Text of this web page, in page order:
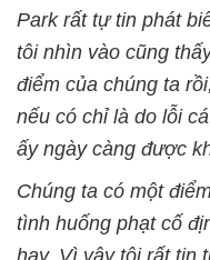
Park rất tự tin phát
tôi nhìn vào cũng
điểm của chúng ta
nếu có chỉ là do lỗi
ấy ngày càng được
Chúng ta có một
tình huống phạt cố
hay. Vì vậy tôi rất tin